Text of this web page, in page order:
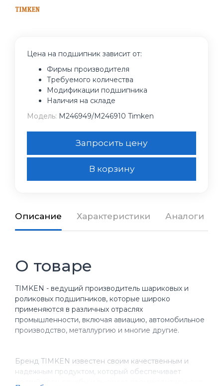
Цена на подшипник зависит от:
Фирмы производителя
Требуемого количества
Модификации подшипника
Наличия на складе
Модель: M246949/M246910 Timken
Запросить цену
В корзину
Описание Характеристики Аналоги
О товаре
TIMKEN - ведущий производитель шариковых и
роликовых подшипников, которые широко
применяются в различных отраслях
промышленности, включая авиацию, автомобильное
производство, металлургию и многие другие.
Бренд TIMKEN известен своим качественным и
надежным продуктом, который обеспечивает